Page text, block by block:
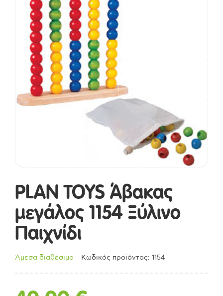
PLAN TOYS Άβακας
μεγάλος 1154 Ξύλινο
Παιχνίδι
Άμεσα διαθέσιμο Κωδικός προϊόντος: 1154